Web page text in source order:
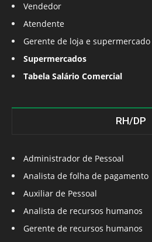
Vendedor
Atendente
Gerente de loja e supermercado
Supermercados
Tabela Salário Comercial
RH/DP
Administrador de Pessoal
Analista de folha de pagamento
Auxiliar de Pessoal
Analista de recursos humanos
Gerente de recursos humanos